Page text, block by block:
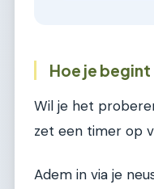
Hoe je begint
Wil je het
zet een timer op
Adem in via je